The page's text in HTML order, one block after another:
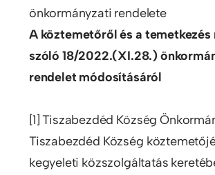
önkormányzati rendelete
A köztemetőről és a temetkezés
szóló 18/2022.(XI.28.)
rendelet módosításáról
[1] Tiszabezdéd Község
Tiszabezdéd Község
kegyeleti közszolgáltatás